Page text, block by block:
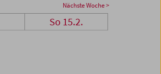
Nächste Woche >
So 15.2.